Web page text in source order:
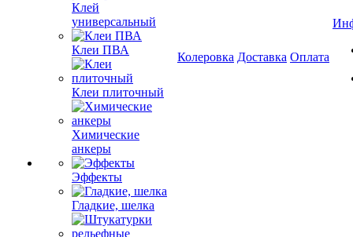
Клей
универсальный
Клеи ПВА
Клеи плиточный
Химические
анкеры
Эффекты
Гладкие, шелка
Колеровка Доставка Оплата